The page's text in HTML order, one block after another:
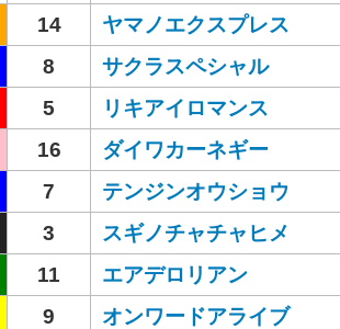
14 ヤマノエクスプレス
8 サクラスペシャル
5 リキアイロマンス
16 ダイワカーネギー
7 テンジンオウショウ
3 スギノチャチャヒメ
11 エアデロリアン
9 オンワードアライブ